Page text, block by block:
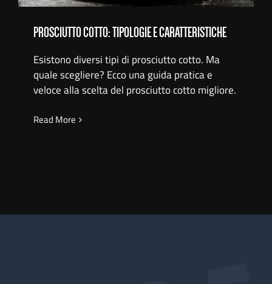
PROSCIUTTO COTTO: TIPOLOGIE E CARATTERISTICHE
Esistono diversi tipi di prosciutto cotto. Ma
quale scegliere? Ecco una guida pratica e
veloce alla scelta del prosciutto cotto migliore.
Read More